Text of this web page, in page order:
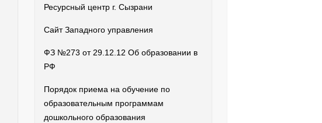
Ресурсный центр г. Сызрани
Сайт Западного управления
ФЗ №273 от 29.12.12 Об образовании в
РФ
Порядок приема на обучение по
образовательным программам
дошкольного образования